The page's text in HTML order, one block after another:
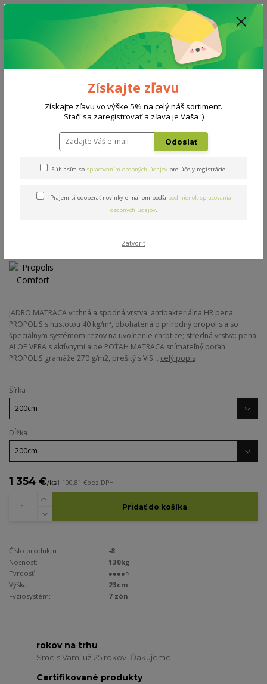
ZĽAVA: VŠETKY VYSTAVENÉ POSTELE ZA 400€ - CENA MATRACU A ROŠTU
PODĽA VÝBERU / DODACIA LEHOTA JE AKTUÁLNE 10-15 PRACOVNÝCH
Menu
0908 777 700 Po-So: 10-18 hod.
0
Matrace Propolis Comfort
Propolis Comfort
Novinka
JADRO MATRACA vrchná a spodná vrstva: antibakteriálna HR pena
PROPOLIS s hustotou 40 kg/m³, obohatená o prírodný propolis a so
špeciálnym systémom rezov na uvoľnenie chrbtice; stredná vrstva: pena
ALOE VERA s aktívnymi aloe POŤAH MATRACA snímateľný poťah
PROPOLIS gramáže 270 g/m2, prešitý s VIS... celý popis
Šírka
Dĺžka
1 354 €/ks1 100,81 €bez DPH
Pridať do košíka
Číslo produktu:
-8
Nosnosť:
130kg
Tvrdosť:
●●●●○
Výška:
23cm
Fyziosystém:
7 zón
rokov na trhu
Sme s Vami už 25 rokov. Ďakujeme.
Certifikované produkty
Získajte zľavu
Získajte zľavu vo výške 5% na celý náš sortiment.
Stačí sa zaregistrovať a zľava je Vaša :)
Odoslať
Súhlasím so spracovaním osobných údajov pre účely registrácie.
Prajem si odoberať novinky e-mailom podľa podmienok spracovania
osobných údajov.
Zatvoriť